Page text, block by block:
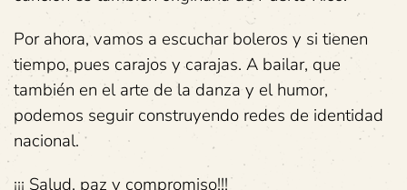
Por ahora, vamos a escuchar boleros y si tienen
tiempo, pues carajos y carajas. A bailar, que
también en el arte de la danza y el humor,
podemos seguir construyendo redes de identidad
nacional.
¡¡¡ Salud, paz y compromiso!!!